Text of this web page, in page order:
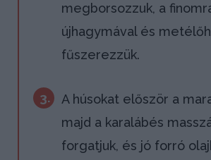
megborsozzuk, a
újhagymával és
fűszerezzük.
3.
A húsokat először a
majd a karalábés
forgatjuk, és jó forró